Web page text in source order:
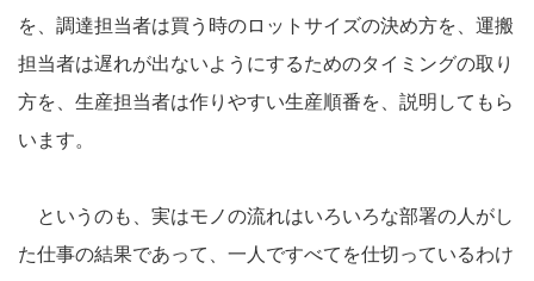
を、調達担当者は買う時のロットサイズの決め方を、運搬
担当者は遅れが出ないようにするためのタイミングの取り
方を、生産担当者は作りやすい生産順番を、説明してもら
います。
というのも、実はモノの流れはいろいろな部署の人がし
た仕事の結果であって、一人ですべてを仕切っているわけ